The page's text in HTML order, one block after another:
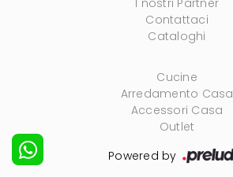
Contattaci
Cataloghi
Cucine
Arredamento Casa
Accessori Casa
Outlet
Powered by